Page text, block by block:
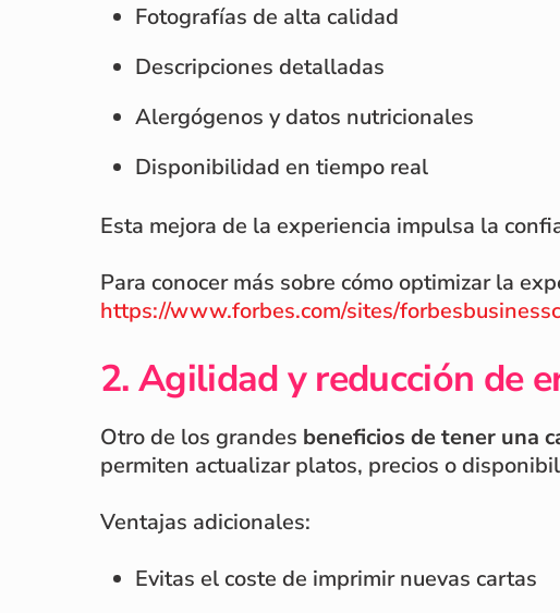
Fotografías de alta calidad
Descripciones detalladas
Alergógenos y datos nutricionales
Disponibilidad en tiempo real
Esta mejora de la experiencia impulsa la
Para conocer más sobre cómo optimizar la
https://www.forbes.com/sites/
2. Agilidad y reducción de
Otro de los grandes beneficios de tener una
permiten actualizar platos, precios o
Ventajas adicionales:
Evitas el coste de imprimir nuevas cartas